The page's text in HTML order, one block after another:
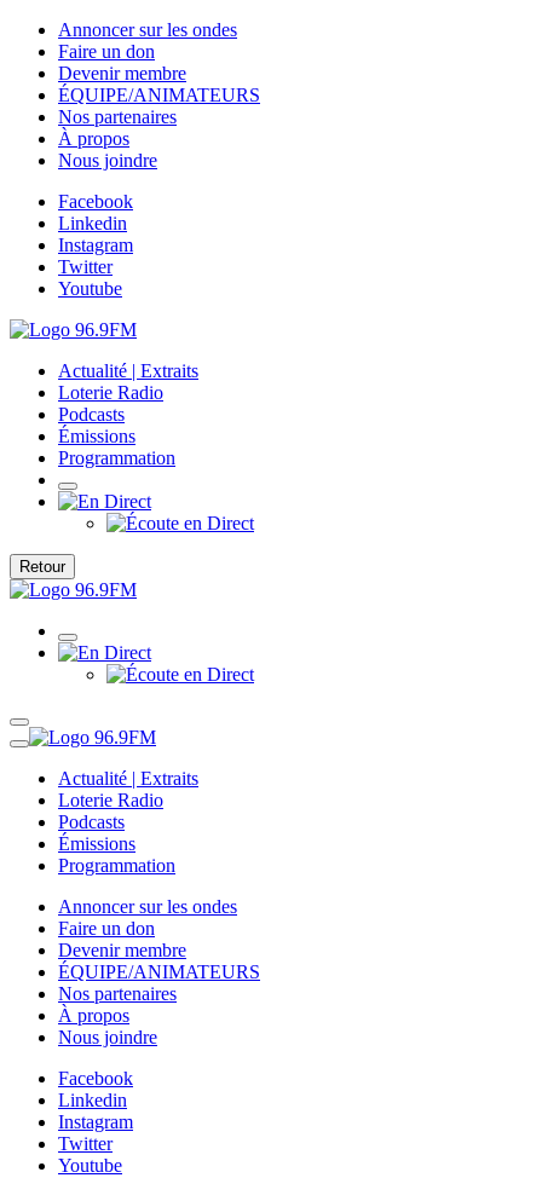
Annoncer sur les ondes
Faire un don
Devenir membre
ÉQUIPE/ANIMATEURS
Nos partenaires
À propos
Nous joindre
Facebook
Linkedin
Instagram
Twitter
Youtube
Actualité | Extraits
Loterie Radio
Podcasts
Émissions
Programmation
Retour
Actualité | Extraits
Loterie Radio
Podcasts
Émissions
Programmation
Annoncer sur les ondes
Faire un don
Devenir membre
ÉQUIPE/ANIMATEURS
Nos partenaires
À propos
Nous joindre
Facebook
Linkedin
Instagram
Twitter
Youtube